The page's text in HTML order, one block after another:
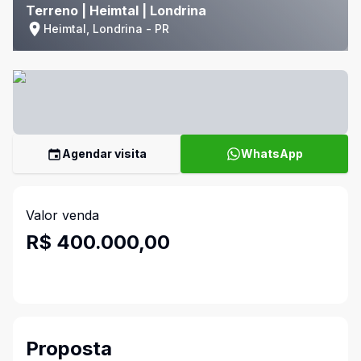
Terreno | Heimtal | Londrina
Heimtal, Londrina - PR
Agendar visita WhatsApp
Valor venda
R$ 400.000,00
Proposta